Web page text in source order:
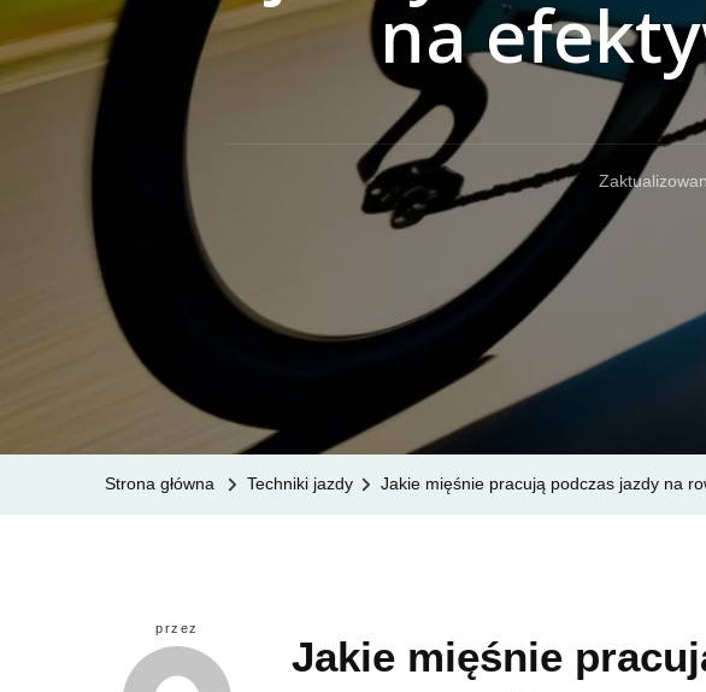
na
Strona główna Techniki jazdy Jakie mięśnie pracują podczas jazdy na
przez
Jakie mięśnie